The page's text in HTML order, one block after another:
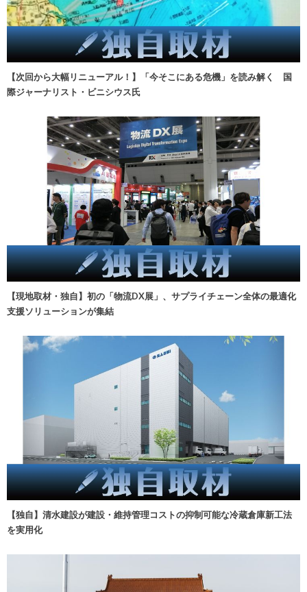
【次回から大幅リニューアル！】「今そこにある危機」を読み解く 国
際ジャーナリスト・ビニシウス氏
【現地取材・独自】初の「物流DX展」、サプライチェーン全体の最適化
支援ソリューションが集結
【独自】清水建設が建設・維持管理コストの抑制可能な冷蔵倉庫新工法
を実用化